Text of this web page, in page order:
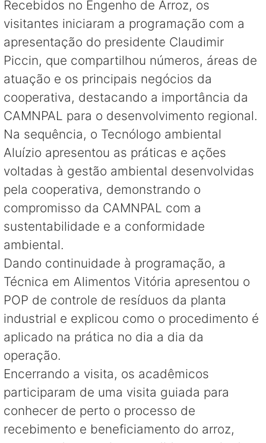
Recebidos no Engenho de Arroz, os
visitantes iniciaram a programação com a
apresentação do presidente Claudimir
Piccin, que compartilhou números, áreas de
atuação e os principais negócios da
cooperativa, destacando a importância da
CAMNPAL para o desenvolvimento regional.
Na sequência, o Tecnólogo ambiental
Aluízio apresentou as práticas e ações
voltadas à gestão ambiental desenvolvidas
pela cooperativa, demonstrando o
compromisso da CAMNPAL com a
sustentabilidade e a conformidade
ambiental.
Dando continuidade à programação, a
Técnica em Alimentos Vitória apresentou o
POP de controle de resíduos da planta
industrial e explicou como o procedimento é
aplicado na prática no dia a dia da
operação.
Encerrando a visita, os acadêmicos
participaram de uma visita guiada para
conhecer de perto o processo de
recebimento e beneficiamento do arroz,